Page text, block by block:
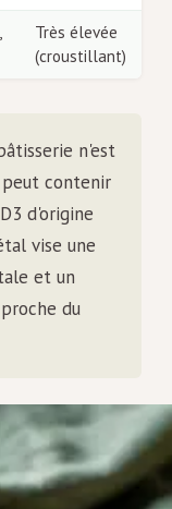
Très élevée
(croustillant)
n'est
peut contenir
d'origine
vise une
et un
du